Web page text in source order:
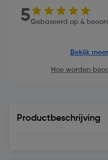
5Gebaseerd op 4
Bekijk
Hoe worden
Productbeschrijving